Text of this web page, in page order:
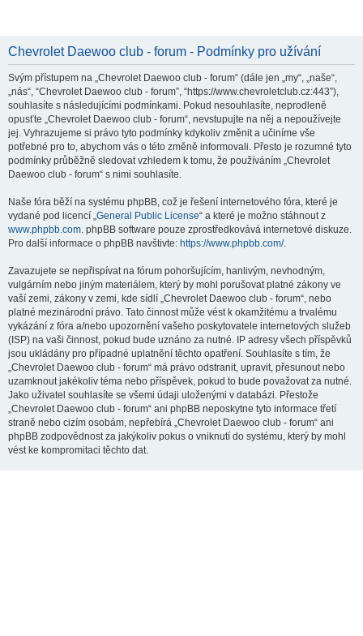
Chevrolet Daewoo club - forum - Podmínky pro užívání
Svým přístupem na „Chevrolet Daewoo club - forum“ (dále jen „my“, „naše“,
„nás“, “Chevrolet Daewoo club - forum”, “https://www.chevroletclub.cz:443”),
souhlasíte s následujícími podmínkami. Pokud nesouhlasíte, neprodleně
opusťte „Chevrolet Daewoo club - forum“, nevstupujte na něj a nepoužívejte
jej. Vyhrazujeme si právo tyto podmínky kdykoliv změnit a učiníme vše
potřebné pro to, abychom vás o této změně informovali. Přesto je rozumné tyto
podmínky průběžně sledovat vzhledem k tomu, že používáním „Chevrolet
Daewoo club - forum“ s nimi souhlasíte.
Naše fóra běží na systému phpBB, což je řešení internetového fóra, které je
vydané pod licencí „General Public License“ a které je možno stáhnout z
www.phpbb.com. phpBB software pouze zprostředkovává internetové diskuze.
Pro další informace o phpBB navštivte: https://www.phpbb.com/.
Zavazujete se nepřispívat na fórum pohoršujícím, hanlivým, nevhodným,
vulgárním nebo jiným materiálem, který by mohl porušovat platné zákony ve
vaší zemi, zákony v zemi, kde sídlí „Chevrolet Daewoo club - forum“, nebo
platné mezinárodní právo. Tato činnost může vést k okamžitému a trvalému
vykázání z fóra a/nebo upozornění vašeho poskytovatele internetových služeb
(ISP) na vaši činnost, pokud bude uznáno za nutné. IP adresy všech příspěvků
jsou ukládány pro případné uplatnění těchto opatření. Souhlasíte s tím, že
„Chevrolet Daewoo club - forum“ má právo odstranit, upravit, přesunout nebo
uzamknout jakékoliv téma nebo příspěvek, pokud to bude považovat za nutné.
Jako uživatel souhlasíte se všemi údaji uloženými v databázi. Přestože
„Chevrolet Daewoo club - forum“ ani phpBB neposkytne tyto informace třetí
straně nebo cizím osobám, nepřebírá „Chevrolet Daewoo club - forum“ ani
phpBB zodpovědnost za jakýkoliv pokus o vniknutí do systému, který by mohl
vést ke kompromitaci těchto dat.